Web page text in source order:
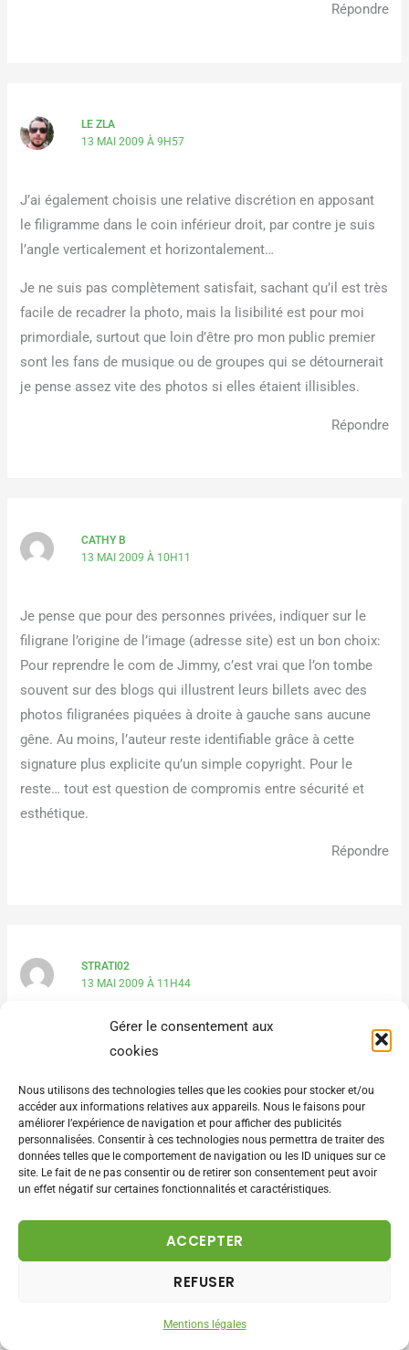
Gérer le consentement aux
cookies
Nous utilisons des technologies telles que les cookies pour stocker et/ou
accéder aux informations relatives aux appareils. Nous le faisons pour
améliorer l’expérience de navigation et pour afficher des publicités
personnalisées. Consentir à ces technologies nous permettra de traiter des
données telles que le comportement de navigation ou les ID uniques sur ce
site. Le fait de ne pas consentir ou de retirer son consentement peut avoir
un effet négatif sur certaines fonctionnalités et caractéristiques.
ACCEPTER
REFUSER
Mentions légales
Répondre
LE ZLA
13 MAI 2009 À 9H57
J’ai également choisis une relative discrétion en apposant
le filigramme dans le coin inférieur droit, par contre je suis
l’angle verticalement et horizontalement…
Je ne suis pas complètement satisfait, sachant qu’il est très
facile de recadrer la photo, mais la lisibilité est pour moi
primordiale, surtout que loin d’être pro mon public premier
sont les fans de musique ou de groupes qui se détournerait
je pense assez vite des photos si elles étaient illisibles.
Répondre
CATHY B
13 MAI 2009 À 10H11
Je pense que pour des personnes privées, indiquer sur le
filigrane l’origine de l’image (adresse site) est un bon choix:
Pour reprendre le com de Jimmy, c’est vrai que l’on tombe
souvent sur des blogs qui illustrent leurs billets avec des
photos filigranées piquées à droite à gauche sans aucune
gêne. Au moins, l’auteur reste identifiable grâce à cette
signature plus explicite qu’un simple copyright. Pour le
reste… tout est question de compromis entre sécurité et
esthétique.
Répondre
STRATI02
13 MAI 2009 À 11H44
tres attentif à vos explications cela pourrais me servir un
jour.
quand je dis que je n’en ais pas sur le web je me trompe, je
fais partie du site "pixeliste" et j’y ais une galerie. les photos
si trouvant sont en 10×15 72dpi avec beaucoup de contraste